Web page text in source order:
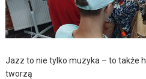
Jazz to nie tylko muzyka – to także
tworzą